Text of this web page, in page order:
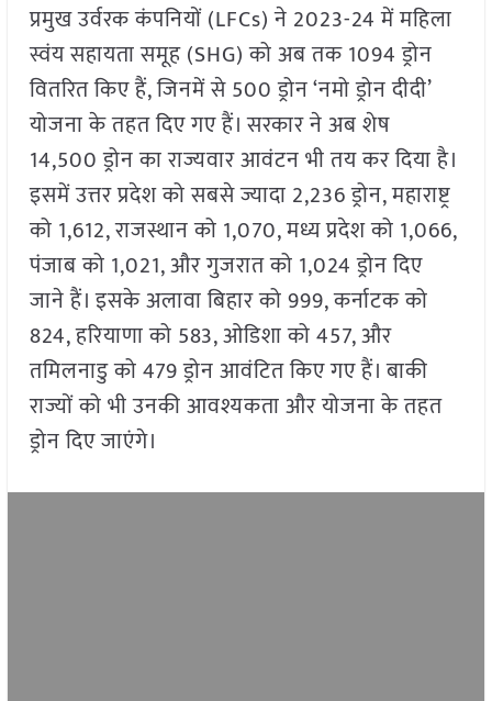
प्रमुख उर्वरक कंपनियों (LFCs) ने 2023-24 में महिला
स्वंय सहायता समूह (SHG) को अब तक 1094 ड्रोन
वितरित किए हैं, जिनमें से 500 ड्रोन ‘नमो ड्रोन दीदी’
योजना के तहत दिए गए हैं। सरकार ने अब शेष
14,500 ड्रोन का राज्यवार आवंटन भी तय कर दिया है।
इसमें उत्तर प्रदेश को सबसे ज्यादा 2,236 ड्रोन, महाराष्ट्र
को 1,612, राजस्थान को 1,070, मध्य प्रदेश को 1,066,
पंजाब को 1,021, और गुजरात को 1,024 ड्रोन दिए
जाने हैं। इसके अलावा बिहार को 999, कर्नाटक को
824, हरियाणा को 583, ओडिशा को 457, और
तमिलनाडु को 479 ड्रोन आवंटित किए गए हैं। बाकी
राज्यों को भी उनकी आवश्यकता और योजना के तहत
ड्रोन दिए जाएंगे।